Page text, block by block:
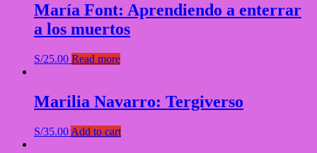
María Font: Aprendiendo a enterrar
a los muertos
S/25.00 Read more
Marilia Navarro: Tergiverso
S/35.00 Add to cart